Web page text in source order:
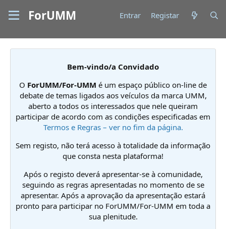
ForUMM Entrar Registar
Bem-vindo/a Convidado
O ForUMM/For-UMM é um espaço público on-line de
debate de temas ligados aos veículos da marca UMM,
aberto a todos os interessados que nele queiram
participar de acordo com as condições especificadas em
Termos e Regras – ver no fim da página.
Sem registo, não terá acesso à totalidade da informação
que consta nesta plataforma!
Após o registo deverá apresentar-se à comunidade,
seguindo as regras apresentadas no momento de se
apresentar. Após a aprovação da apresentação estará
pronto para participar no ForUMM/For-UMM em toda a
sua plenitude.